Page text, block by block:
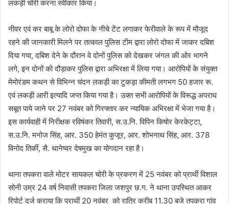
लकड़ी चोरी करना स्वीकार किया।
नीवर एवं कर बाबू के लोरो दोफा के नीचे टेंट लगाकर फेरीवाले के रूप में मौजूद
रहने की जानकारी मिलने पर तत्काल पुलिस टीम द्वारा लोरो दोफा में जाकर दबिश
दिया गया, दबिश देने के दौरान वे दोनों पुलिस को देखकर जंगल की ओर भागने
लगे, इन दोनों को दौड़ाकर पुलिस द्वारा अभिरक्षा में लिया गया। आरोपियों के संयुक्त
मेमोरंडम कथन से विभिन्न चंदन लकड़ी का टुकड़ा कीमती लगभग 50 हजार रू.
एवं लकड़ी आरी इत्यादि जप्त किया गया है। उक्त सभी आरोपियों के विरूद्ध अपराध
सबूत पाये जाने पर 27 नवंबर को गिरफ्तार कर न्यायिक अभिरक्षा में भेजा गया है।
इस कार्यवाही में निरीक्षक रविषंकर तिवारी, स.उ.नि. विपिन किषोर केरकेट्टा,
स.उ.नि. मनोज सिंह, आर. 350 हेमंत कुजूर, आर. शोभनाथ सिंह, आर. 378
विनोद तिर्की, सै. थानेष्वर देषमुख का योगदान रहा है।
थाना तपकरा वाले मोटर सायकल चोरी के प्रकरण में 25 नवंबर को प्रार्थी विशाल
सोनी उम्र 24 वर्ष निवासी तपकरा जिला जशपुर छ.ग. ने थाना उपस्थित आकर
रिपोर्ट दर्ज कराया कि प्रार्थी 20 नवंबर को रात्रि करीब 11.30 बजे तपकरा गांव